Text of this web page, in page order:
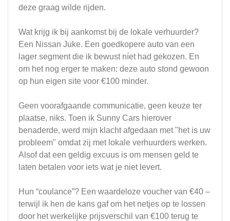
deze graag wilde rijden.
Wat krijg ik bij aankomst bij de lokale verhuurder?
Een Nissan Juke. Een goedkopere auto van een
lager segment die ik bewust níet had gekozen. En
om het nog erger te maken: deze auto stond gewoon
op hun eigen site voor €100 minder.
Geen voorafgaande communicatie, geen keuze ter
plaatse, niks. Toen ik Sunny Cars hierover
benaderde, werd mijn klacht afgedaan met "het is uw
probleem" omdat zij met lokale verhuurders werken.
Alsof dat een geldig excuus is om mensen geld te
laten betalen voor iets wat je niet levert.
Hun “coulance”? Een waardeloze voucher van €40 –
terwijl ik hen de kans gaf om het netjes op te lossen
door het werkelijke prijsverschil van €100 terug te